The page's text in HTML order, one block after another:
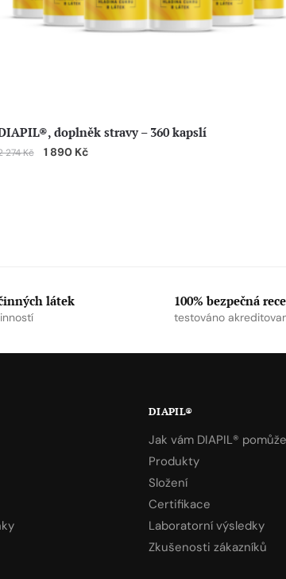
doplněk stravy – 360 kapslí
274Kč 1 890 Kč
látek 100% bezpečná
testováno
DIAPIL®
Jak vám DIAPIL® pomůže
Produkty
Složení
Certifikace
Laboratorní výsledky
Zkušenosti zákazníků